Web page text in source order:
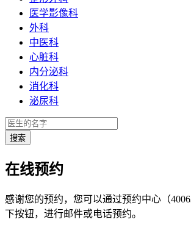
医学影像科
外科
中医科
心脏科
内分泌科
消化科
泌尿科
在线预约
感谢您的预约，您可以通过预约中心（
下按钮，进行邮件或电话预约。